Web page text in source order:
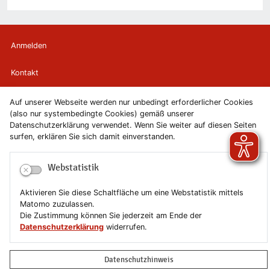
Auf unserer Webseite werden nur unbedingt erforderlicher Cookies
(also nur systembedingte Cookies) gemäß unserer
Datenschutzerklärung verwendet. Wenn Sie weiter auf diesen Seiten
surfen, erklären Sie sich damit einverstanden.
Webstatistik
Aktivieren Sie diese Schaltfläche um eine Webstatistik mittels
Matomo zuzulassen.
Die Zustimmung können Sie jederzeit am Ende der
Datenschutzerklärung widerrufen.
Datenschutzhinweis
Anmelden
Kontakt
Newsletter
Newsletterabmeldung
Impressum
Datenschutzerklärung
Erklärung zur Barrierefreiheit
Leichte Sprache